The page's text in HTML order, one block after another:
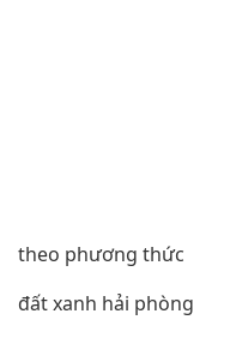
theo phương thức
đất xanh hải phòng